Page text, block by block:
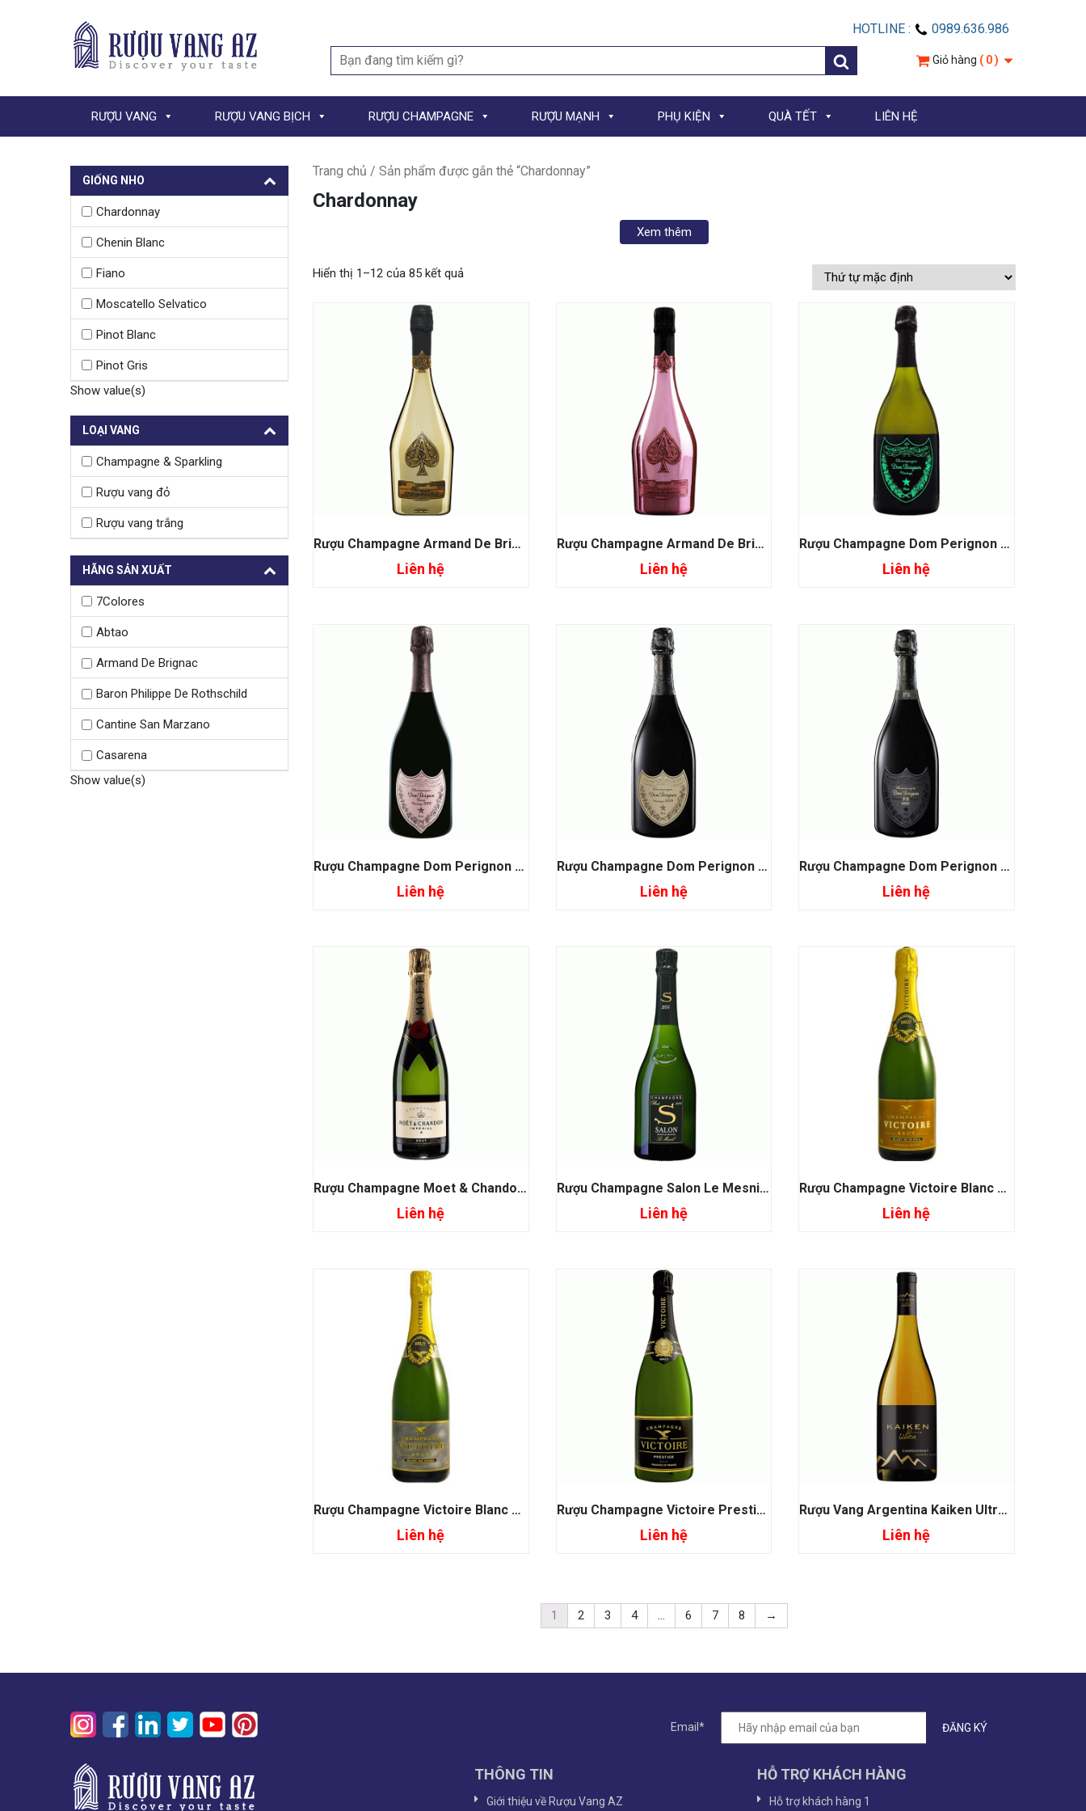
HOTLINE :
0989.636.986
Search
for:
Giỏ hàng ( 0 )
RƯỢU VANG RƯỢU VANG BỊCH RƯỢU CHAMPAGNE RƯỢU MẠNH PHỤ KIỆN QUÀ TẾT LIÊN HỆ
GIỐNG NHO
Chardonnay
Chenin Blanc
Fiano
Moscatello Selvatico
Pinot Blanc
Pinot Gris
Show value(s)
LOẠI VANG
Champagne & Sparkling
Rượu vang đỏ
Rượu vang trắng
HÃNG SẢN XUẤT
7Colores
Abtao
Armand De Brignac
Baron Philippe De Rothschild
Cantine San Marzano
Casarena
Show value(s)
Trang chủ / Sản phẩm được gắn thẻ “Chardonnay”
Chardonnay
Xem thêm
Hiển thị 1–12 của 85 kết quả
Đọc tiếp
Rượu Champagne Armand De Brignac Gold
Liên hệ
Đọc tiếp
Rượu Champagne Armand De Brignac Rose
Liên hệ
Đọc tiếp
Rượu Champagne Dom Perignon Luminous
Liên hệ
Đọc tiếp
Rượu Champagne Dom Perignon Rose
Liên hệ
Đọc tiếp
Rượu Champagne Dom Perignon Vintage
Liên hệ
Đọc tiếp
Rượu Champagne Dom Perignon Vintage P2
Liên hệ
Đọc tiếp
Rượu Champagne Moet & Chandon Imperial
Liên hệ
Đọc tiếp
Rượu Champagne Salon Le Mesnil Blanc De Blancs
Liên hệ
Đọc tiếp
Rượu Champagne Victoire Blanc De Blancs
Liên hệ
Đọc tiếp
Rượu Champagne Victoire Blanc De Noirs
Liên hệ
Đọc tiếp
Rượu Champagne Victoire Prestige Brut
Liên hệ
Đọc tiếp
Rượu Vang Argentina Kaiken Ultra Chardonnay
Liên hệ
1 2 3 4 … 6 7 8 →
Email*
THÔNG TIN
Giới thiệu về Rượu Vang AZ
HỖ TRỢ KHÁCH HÀNG
Hỗ trợ khách hàng 1